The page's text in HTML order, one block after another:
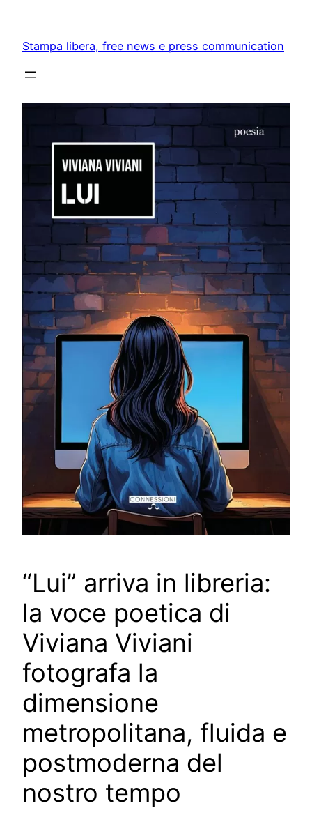
content
Stampa libera, free news e press communication
“Lui” arriva in libreria:
la voce poetica di
Viviana Viviani
fotografa la
dimensione
metropolitana, fluida e
postmoderna del
nostro tempo